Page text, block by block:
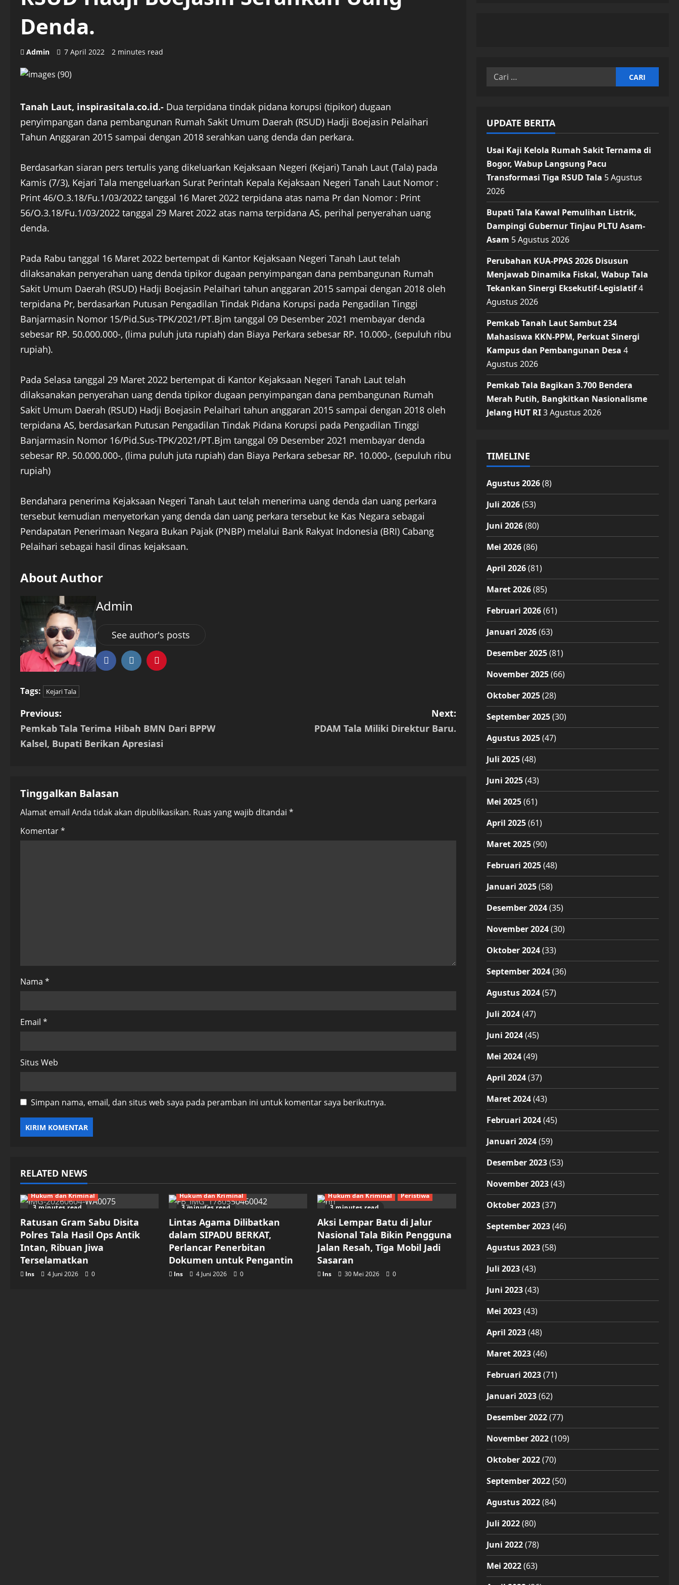
Denda.
Admin 7 April 2022 2 minutes read
Tanah Laut, inspirasitala.co.id.- Dua terpidana tindak pidana korupsi (tipikor) dugaan
penyimpangan dana pembangunan Rumah Sakit Umum Daerah (RSUD) Hadji Boejasin Pelaihari
Tahun Anggaran 2015 sampai dengan 2018 serahkan uang denda dan perkara.
Berdasarkan siaran pers tertulis yang dikeluarkan Kejaksaan Negeri (Kejari) Tanah Laut (Tala) pada
Kamis (7/3), Kejari Tala mengeluarkan Surat Perintah Kepala Kejaksaan Negeri Tanah Laut Nomor :
Print 46/O.3.18/Fu.1/03/2022 tanggal 16 Maret 2022 terpidana atas nama Pr dan Nomor : Print
56/O.3.18/Fu.1/03/2022 tanggal 29 Maret 2022 atas nama terpidana AS, perihal penyerahan uang
denda.
Pada Rabu tanggal 16 Maret 2022 bertempat di Kantor Kejaksaan Negeri Tanah Laut telah
dilaksanakan penyerahan uang denda tipikor dugaan penyimpangan dana pembangunan Rumah
Sakit Umum Daerah (RSUD) Hadji Boejasin Pelaihari tahun anggaran 2015 sampai dengan 2018 oleh
terpidana Pr, berdasarkan Putusan Pengadilan Tindak Pidana Korupsi pada Pengadilan Tinggi
Banjarmasin Nomor 15/Pid.Sus-TPK/2021/PT.Bjm tanggal 09 Desember 2021 membayar denda
sebesar RP. 50.000.000-, (lima puluh juta rupiah) dan Biaya Perkara sebesar RP. 10.000-, (sepuluh ribu
rupiah).
Pada Selasa tanggal 29 Maret 2022 bertempat di Kantor Kejaksaan Negeri Tanah Laut telah
dilaksanakan penyerahan uang denda tipikor dugaan penyimpangan dana pembangunan Rumah
Sakit Umum Daerah (RSUD) Hadji Boejasin Pelaihari tahun anggaran 2015 sampai dengan 2018 oleh
terpidana AS, berdasarkan Putusan Pengadilan Tindak Pidana Korupsi pada Pengadilan Tinggi
Banjarmasin Nomor 16/Pid.Sus-TPK/2021/PT.Bjm tanggal 09 Desember 2021 membayar denda
sebesar RP. 50.000.000-, (lima puluh juta rupiah) dan Biaya Perkara sebesar RP. 10.000-, (sepuluh ribu
rupiah)
Bendahara penerima Kejaksaan Negeri Tanah Laut telah menerima uang denda dan uang perkara
tersebut kemudian menyetorkan yang denda dan uang perkara tersebut ke Kas Negara sebagai
Pendapatan Penerimaan Negara Bukan Pajak (PNBP) melalui Bank Rakyat Indonesia (BRI) Cabang
Pelaihari sebagai hasil dinas kejaksaan.
About Author
Admin
See author's posts
Tags: Kejari Tala
P
o
n
a
n
Previous:
Pemkab Tala Terima Hibah BMN Dari BPPW
Kalsel, Bupati Berikan Apresiasi
Next:
PDAM Tala Miliki Direktur Baru.
Tinggalkan Balasan
Alamat email Anda tidak akan dipublikasikan. Ruas yang wajib ditandai *
Komentar*
Nama *
Email *
Situs Web
Simpan nama, email, dan situs web saya pada peramban ini untuk komentar saya berikutnya.
RELATED NEWS
3 minutes read
Hukum dan Kriminal
Ratusan Gram Sabu Disita
Polres Tala Hasil Ops Antik
Intan, Ribuan Jiwa
Terselamatkan
Ins 4 Juni 2026 0
3 minutes read
Hukum dan Kriminal
Lintas Agama Dilibatkan
dalam SIPADU BERKAT,
Perlancar Penerbitan
Dokumen untuk Pengantin
Ins 4 Juni 2026 0
3 minutes read
Hukum dan Kriminal Peristiwa
Aksi Lempar Batu di Jalur
Nasional Tala Bikin Pengguna
Jalan Resah, Tiga Mobil Jadi
Sasaran
Ins 30 Mei 2026 0
Cari
UPDATE BERITA
Usai Kaji Kelola Rumah Sakit Ternama di
Bogor, Wabup Langsung Pacu
Transformasi Tiga RSUD Tala 5 Agustus
2026
Bupati Tala Kawal Pemulihan Listrik,
Dampingi Gubernur Tinjau PLTU Asam-
Asam 5 Agustus 2026
Perubahan KUA-PPAS 2026 Disusun
Menjawab Dinamika Fiskal, Wabup Tala
Tekankan Sinergi Eksekutif-Legislatif4
Agustus 2026
Pemkab Tanah Laut Sambut 234
Mahasiswa KKN-PPM, Perkuat Sinergi
Kampus dan Pembangunan Desa 4
Agustus 2026
Pemkab Tala Bagikan 3.700 Bendera
Merah Putih, Bangkitkan Nasionalisme
Jelang HUT RI3 Agustus 2026
TIMELINE
Agustus 2026(8)
Juli 2026(53)
Juni 2026(80)
Mei 2026(86)
April 2026(81)
Maret 2026(85)
Februari 2026(61)
Januari 2026(63)
Desember 2025(81)
November 2025(66)
Oktober 2025(28)
September 2025(30)
Agustus 2025(47)
Juli 2025(48)
Juni 2025(43)
Mei 2025(61)
April 2025(61)
Maret 2025(90)
Februari 2025(48)
Januari 2025(58)
Desember 2024(35)
November 2024(30)
Oktober 2024(33)
September 2024(36)
Agustus 2024(57)
Juli 2024(47)
Juni 2024(45)
Mei 2024(49)
April 2024(37)
Maret 2024(43)
Februari 2024(45)
Januari 2024(59)
Desember 2023(53)
November 2023(43)
Oktober 2023(37)
September 2023(46)
Agustus 2023(58)
Juli 2023(43)
Juni 2023(43)
Mei 2023(43)
April 2023(48)
Maret 2023(46)
Februari 2023(71)
Januari 2023(62)
Desember 2022(77)
November 2022(109)
Oktober 2022(70)
September 2022(50)
Agustus 2022(84)
Juli 2022(80)
Juni 2022(78)
Mei 2022(63)